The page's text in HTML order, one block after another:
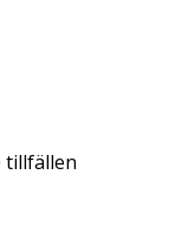
tillfällen